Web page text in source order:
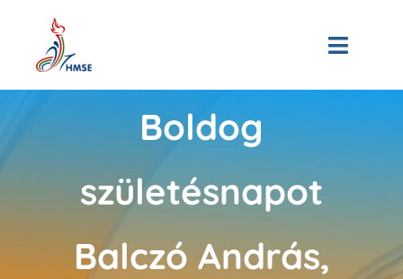
content
Toggle
Boldog
születésnapot
Balczó András,